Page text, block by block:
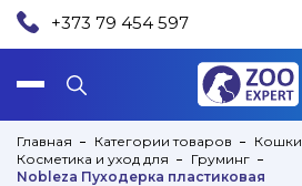
+373 79 454 597
Главная Категории товаров Кошки
Косметика и уход для
Груминг
Nobleza Пуходерка пластиковая